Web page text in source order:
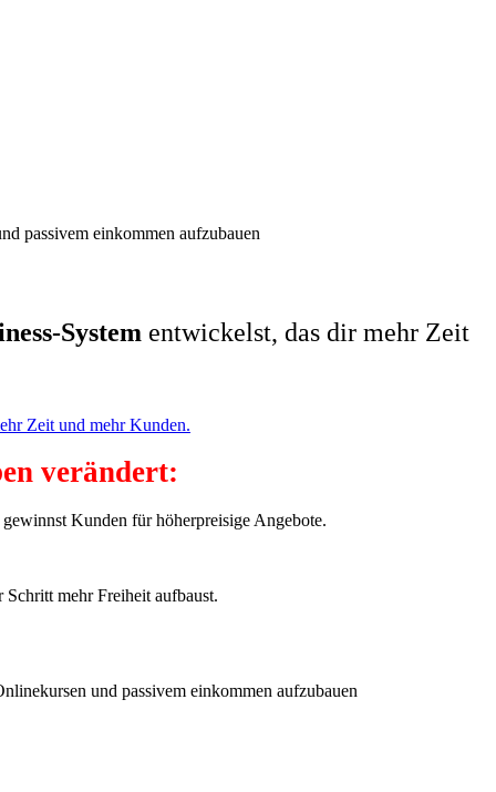
System entwickelst, das dir mehr Zeit
verändert:
Kunden für höherpreisige Angebote.
mehr Freiheit aufbaust.